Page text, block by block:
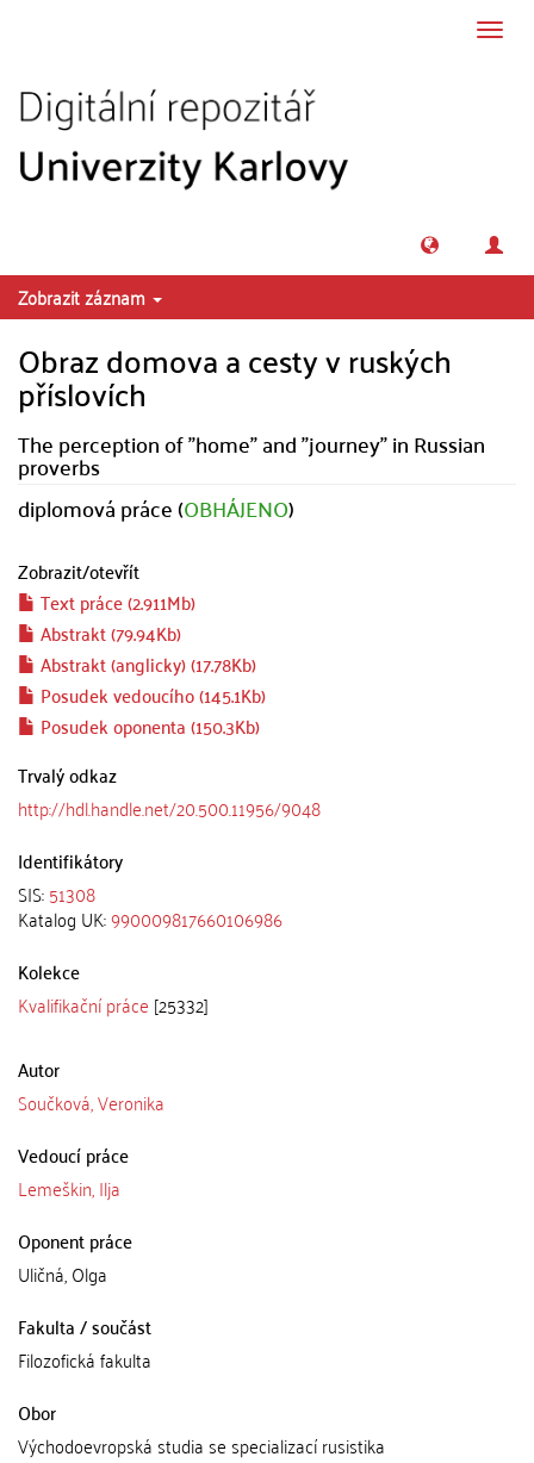
Zobrazit záznam
Obraz domova a cesty v ruských
příslovích
The perception of "home" and "journey" in Russian
proverbs
diplomová práce (OBHÁJENO)
Zobrazit/otevřít
Text práce (2.911Mb)
Abstrakt (79.94Kb)
Abstrakt (anglicky) (17.78Kb)
Posudek vedoucího (145.1Kb)
Posudek oponenta (150.3Kb)
Trvalý odkaz
http://hdl.handle.net/20.500.11956/9048
Identifikátory
SIS:51308
Katalog UK:990009817660106986
Kolekce
Kvalifikační práce [25332]
Autor
Součková, Veronika
Vedoucí práce
Lemeškin, Ilja
Oponent práce
Uličná, Olga
Fakulta / součást
Filozofická fakulta
Obor
Východoevropská studia se specializací rusistika